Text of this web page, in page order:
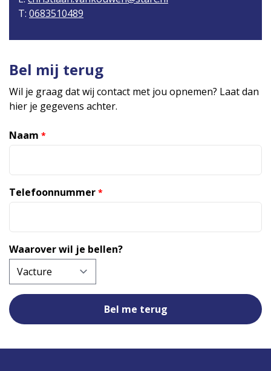
T: 0683510489
Bel mij terug
Wil je graag dat wij contact met jou opnemen? Laat dan
hier je gegevens achter.
Naam *
Telefoonnummer *
Waarover wil je bellen?